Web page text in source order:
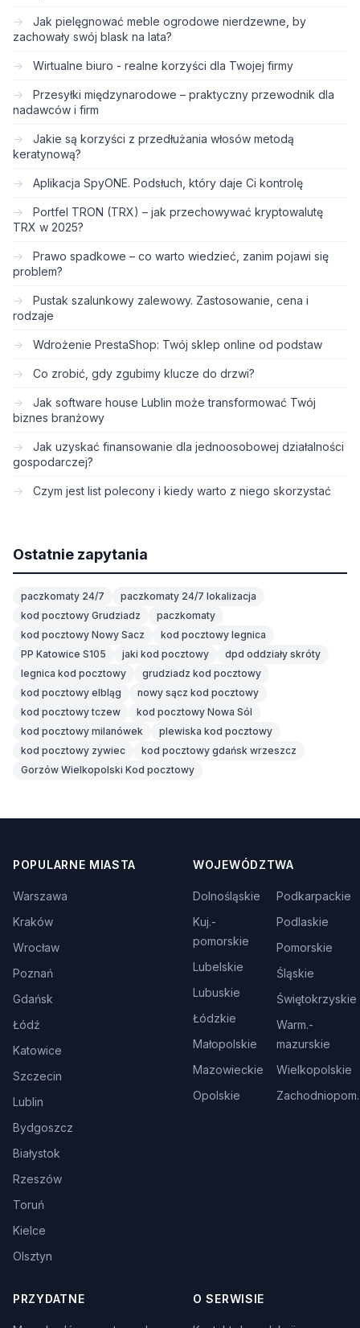
Jak pielęgnować meble ogrodowe nierdzewne, by
zachowały swój blask na lata?
Wirtualne biuro - realne korzyści dla Twojej firmy
Przesyłki międzynarodowe – praktyczny przewodnik dla
nadawców i firm
Jakie są korzyści z przedłużania włosów metodą
keratynową?
Aplikacja SpyONE. Podsłuch, który daje Ci kontrolę
Portfel TRON (TRX) – jak przechowywać kryptowalutę
TRX w 2025?
Prawo spadkowe – co warto wiedzieć, zanim pojawi się
problem?
Pustak szalunkowy zalewowy. Zastosowanie, cena i
rodzaje
Wdrożenie PrestaShop: Twój sklep online od podstaw
Co zrobić, gdy zgubimy klucze do drzwi?
Jak software house Lublin może transformować Twój
biznes branżowy
Jak uzyskać finansowanie dla jednoosobowej działalności
gospodarczej?
Czym jest list polecony i kiedy warto z niego skorzystać
Ostatnie zapytania
paczkomaty 24/7
paczkomaty 24/7 lokalizacja
kod pocztowy Grudziadz
paczkomaty
kod pocztowy Nowy Sacz
kod pocztowy legnica
PP Katowice S105
jaki kod pocztowy
dpd oddziały skróty
legnica kod pocztowy
grudziadz kod pocztowy
kod pocztowy elbląg
nowy sącz kod pocztowy
kod pocztowy tczew
kod pocztowy Nowa Sól
kod pocztowy milanówek
plewiska kod pocztowy
kod pocztowy zywiec
kod pocztowy gdańsk wrzeszcz
Gorzów Wielkopolski Kod pocztowy
POPULARNE MIASTA
Warszawa
Kraków
Wrocław
Poznań
Gdańsk
Łódź
Katowice
Szczecin
Lublin
Bydgoszcz
Białystok
Rzeszów
Toruń
Kielce
Olsztyn
WOJEWÓDZTWA
Dolnośląskie
Kuj.-
pomorskie
Lubelskie
Lubuskie
Łódzkie
Małopolskie
Mazowieckie
Opolskie
Podkarpackie
Podlaskie
Pomorskie
Śląskie
Świętokrzyskie
Warm.-
mazurskie
Wielkopolskie
Zachodniopom.
PRZYDATNE O SERWISIE